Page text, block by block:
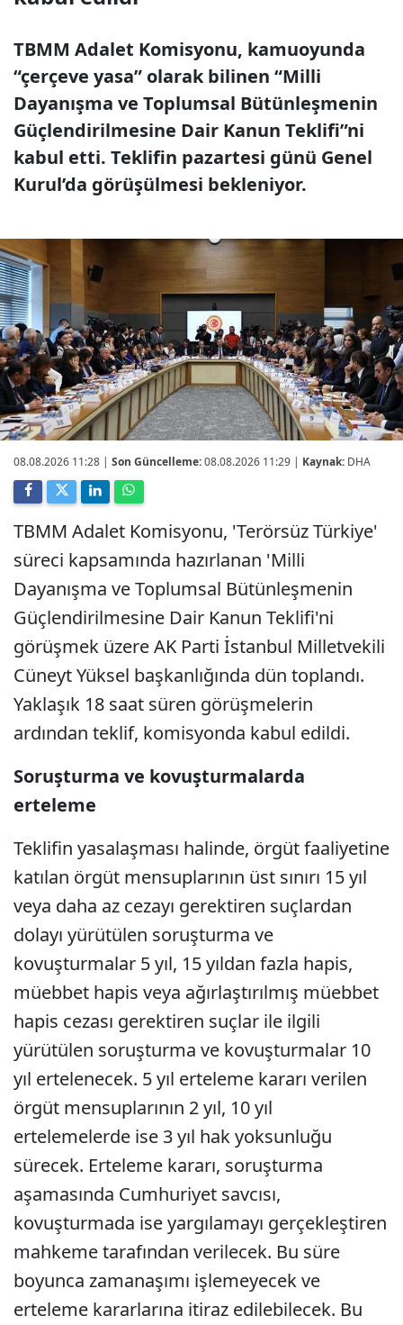
TBMM Adalet Komisyonu, kamuoyunda
“çerçeve yasa” olarak bilinen “Milli
Dayanışma ve Toplumsal Bütünleşmenin
Güçlendirilmesine Dair Kanun Teklifi”ni
kabul etti. Teklifin pazartesi günü Genel
Kurul’da görüşülmesi bekleniyor.
08.08.2026 11:28 | Son Güncelleme:08.08.2026 11:29 | Kaynak: DHA
TBMM Adalet Komisyonu, 'Terörsüz Türkiye'
süreci kapsamında hazırlanan 'Milli
Dayanışma ve Toplumsal Bütünleşmenin
Güçlendirilmesine Dair Kanun Teklifi'ni
görüşmek üzere AK Parti İstanbul Milletvekili
Cüneyt Yüksel başkanlığında dün toplandı.
Yaklaşık 18 saat süren görüşmelerin
ardından teklif, komisyonda kabul edildi.
Soruşturma ve kovuşturmalarda
erteleme
Teklifin yasalaşması halinde, örgüt faaliyetine
katılan örgüt mensuplarının üst sınırı 15 yıl
veya daha az cezayı gerektiren suçlardan
dolayı yürütülen soruşturma ve
kovuşturmalar 5 yıl, 15 yıldan fazla hapis,
müebbet hapis veya ağırlaştırılmış müebbet
hapis cezası gerektiren suçlar ile ilgili
yürütülen soruşturma ve kovuşturmalar 10
yıl ertelenecek. 5 yıl erteleme kararı verilen
örgüt mensuplarının 2 yıl, 10 yıl
ertelemelerde ise 3 yıl hak yoksunluğu
sürecek. Erteleme kararı, soruşturma
aşamasında Cumhuriyet savcısı,
kovuşturmada ise yargılamayı gerçekleştiren
mahkeme tarafından verilecek. Bu süre
boyunca zamanaşımı işlemeyecek ve
erteleme kararlarına itiraz edilebilecek. Bu